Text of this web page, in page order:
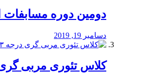
دومین دوره مسابفات
دسامبر 19, 2019
کلاس تئوری مربی گری